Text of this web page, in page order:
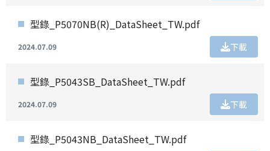
型錄_P5070NB(R)_DataSheet_TW.pdf
2024.07.09 下載
型錄_P5043SB_DataSheet_TW.pdf
2024.07.09 下載
型錄_P5043NB_DataSheet_TW.pdf